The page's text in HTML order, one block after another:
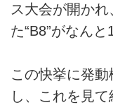
ス大会が開か
た“B8”がなん
この快挙に発
し、これを見